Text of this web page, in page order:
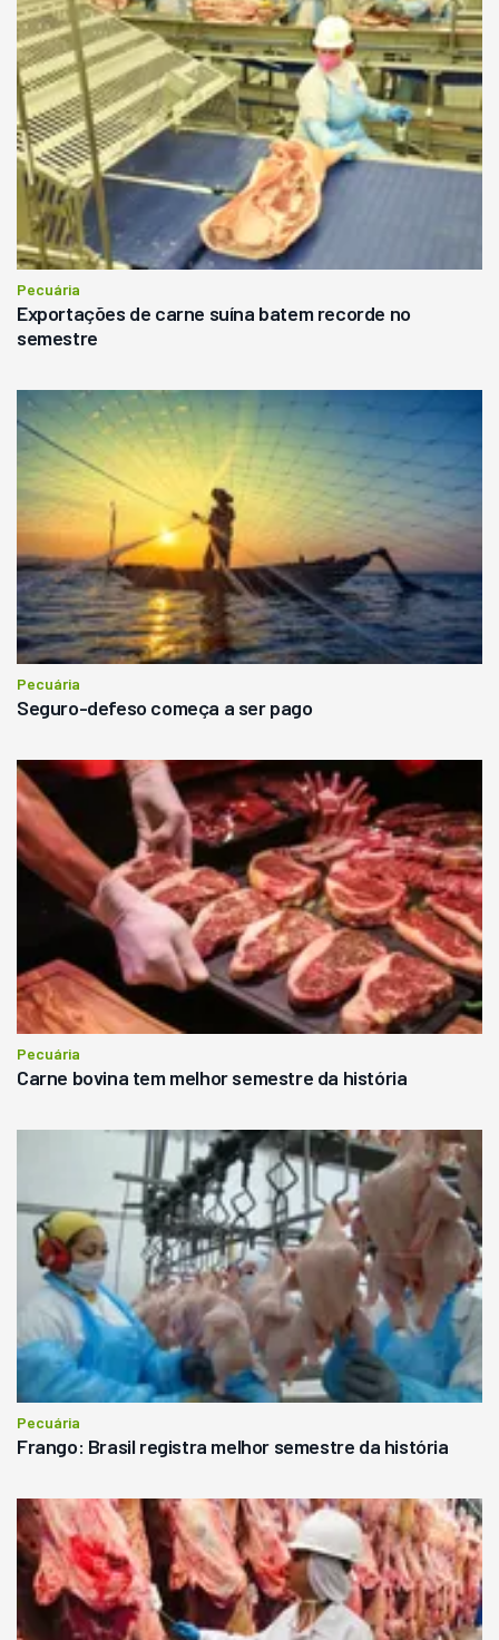
Pecuária
Exportações de carne suína batem recorde no
semestre
Pecuária
Seguro-defeso começa a ser pago
Pecuária
Carne bovina tem melhor semestre da história
Pecuária
Frango: Brasil registra melhor semestre da história